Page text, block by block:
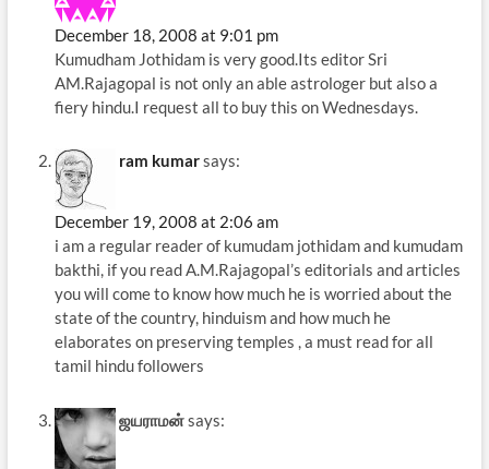
December 18, 2008 at 9:01 pm
Kumudham Jothidam is very good.Its editor Sri
AM.Rajagopal is not only an able astrologer but also a
fiery hindu.I request all to buy this on Wednesdays.
ram kumarsays:
December 19, 2008 at 2:06 am
i am a regular reader of kumudam jothidam and kumudam
bakthi, if you read A.M.Rajagopal’s editorials and articles
you will come to know how much he is worried about the
state of the country, hinduism and how much he
elaborates on preserving temples , a must read for all
tamil hindu followers
ஜயராமன்says: